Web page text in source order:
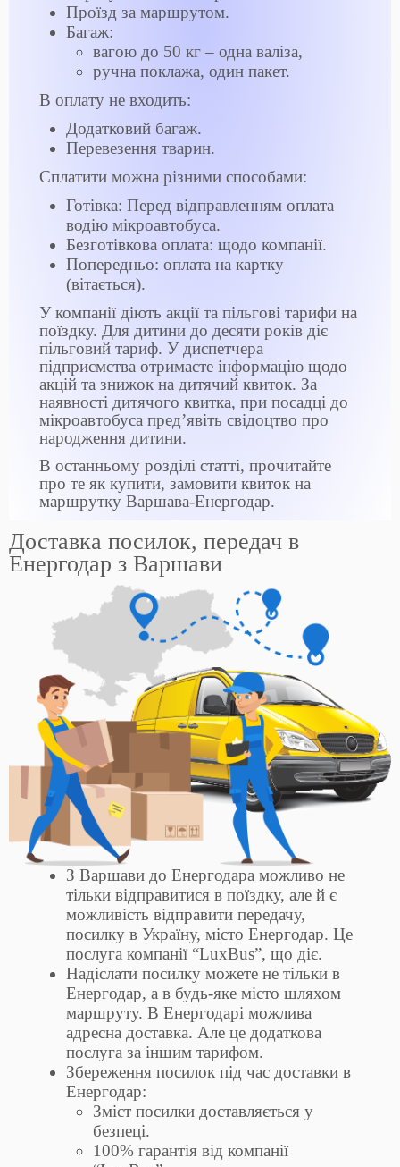
Проїзд за маршрутом.
Багаж:
вагою до 50 кг – одна валіза,
ручна поклажа, один пакет.
В оплату не входить:
Додатковий багаж.
Перевезення тварин.
Сплатити можна різними способами:
Готівка: Перед відправленням оплата
водію мікроавтобуса.
Безготівкова оплата: щодо компанії.
Попередньо: оплата на картку
(вітається).
У компанії діють акції та пільгові тарифи на
поїздку. Для дитини до десяти років діє
пільговий тариф. У диспетчера
підприємства отримаєте інформацію щодо
акцій та знижок на дитячий квиток. За
наявності дитячого квитка, при посадці до
мікроавтобуса пред’явіть свідоцтво про
народження дитини.
В останньому розділі статті, прочитайте
про те як купити, замовити квиток на
маршрутку Варшава-Енергодар.
Доставка посилок, передач в
Енергодар з Варшави
З Варшави до Енергодара можливо не
тільки відправитися в поїздку, але й є
можливість відправити передачу,
посилку в Україну, місто Енергодар. Це
послуга компанії “LuxBus”, що діє.
Надіслати посилку можете не тільки в
Енергодар, а в будь-яке місто шляхом
маршруту. В Енергодарі можлива
адресна доставка. Але це додаткова
послуга за іншим тарифом.
Збереження посилок під час доставки в
Енергодар:
Зміст посилки доставляється у
безпеці.
100% гарантія від компанії